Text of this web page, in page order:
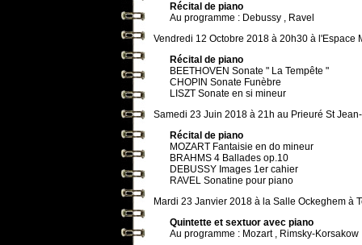
Récital de piano
Au programme : Debussy , Ravel
Vendredi 12 Octobre 2018 à 20h30 à l'Espace
Récital de piano
BEETHOVEN Sonate " La Tempête "
CHOPIN Sonate Funèbre
LISZT Sonate en si mineur
Samedi 23 Juin 2018 à 21h au Prieuré St
Récital de piano
MOZART Fantaisie en do mineur
BRAHMS 4 Ballades op.10
DEBUSSY Images 1er cahier
RAVEL Sonatine pour piano
Mardi 23 Janvier 2018 à la Salle Ockeghem à
Quintette et sextuor avec piano
Au programme : Mozart , Rimsky-